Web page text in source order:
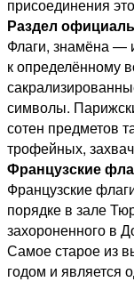
присоединения
Раздел
Флаги, знамёна —
к определённому
символы.
сотен предметов
трофейных,
Французские
Французские
порядке в зале
захороненного в
Самое старое из
годом и является